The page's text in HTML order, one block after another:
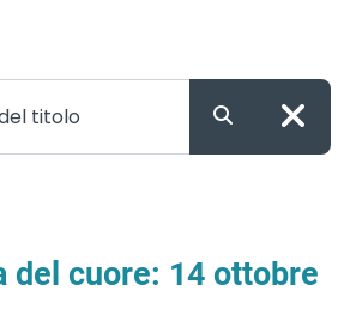
del cuore: 14 ottobre